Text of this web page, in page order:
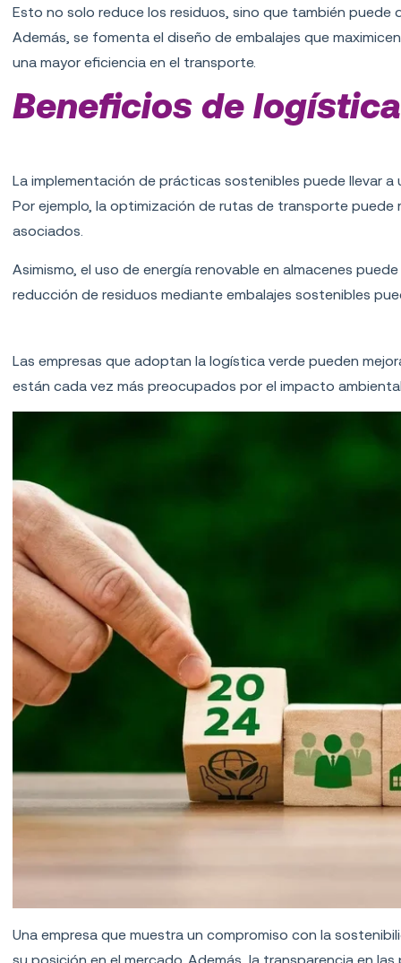
Esto no solo reduce los residuos, sino que también puede
Además, se fomenta el diseño de embalajes que
una mayor eficiencia en el transporte.
Beneficios de
La implementación de prácticas sostenibles puede llevar
Por ejemplo, la optimización de rutas de transporte
asociados.
Asimismo, el uso de energía renovable en almacenes
reducción de residuos mediante embalajes sostenibles
Las empresas que adoptan la logística verde pueden
están cada vez más preocupados por el impacto
Una empresa que muestra un compromiso con la
su posición en el mercado. Además, la transparencia en